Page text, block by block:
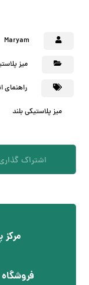
Maryam
میز
راهنمای
میز پلاستیکی بلند